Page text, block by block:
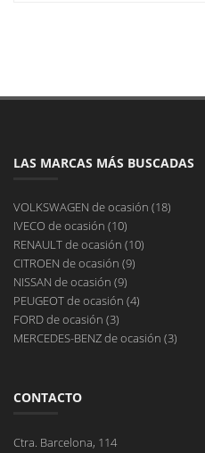
LAS MARCAS MÁS BUSCADAS
VOLKSWAGEN de ocasión (18)
IVECO de ocasión (10)
RENAULT de ocasión (10)
CITROEN de ocasión (9)
NISSAN de ocasión (9)
PEUGEOT de ocasión (4)
FORD de ocasión (3)
MERCEDES-BENZ de ocasión (3)
CONTACTO
Ctra. Barcelona, 114